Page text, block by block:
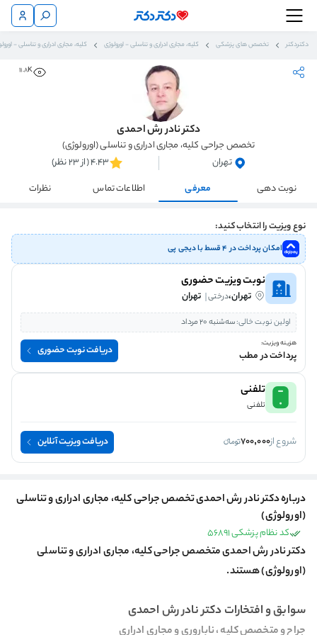
دکتردکتر تخصص های پزشکی کلیه، مجاری ادراری و تناسلی - اورولوژی کلیه، مجاری ادراری و تناسلی -
11.8K
دکتر نادر رش احمدی
تخصص جراحی کلیه، مجاری ادراری و تناسلی (اورولوژی)
تهران
4.43 (از 23 نظر)
نوبت دهی
معرفی اطلاعات تماس نظرات
نوع ویزیت را انتخاب کنید:
امکان پرداخت در ۴ قسط با دیجی پی
نوبت ویزیت حضوری
تهران،درختی تهران
اولین نوبت خالی:سه‌شنبه 20 مرداد
هزینه ویزیت:
پرداخت در مطب دریافت نوبت حضوری
تلفنی
تلفنی
شروع از700,000 دریافت ویزیت آنلاین
درباره دکتر نادر رش احمدی تخصص جراحی کلیه، مجاری ادراری و تناسلی
(اورولوژی)
کد نظام پزشکی 56891
دکتر نادر رش احمدی متخصص جراحی کلیه، مجاری ادراری و تناسلی
(اورولوژی) هستند.
سوابق و افتخارات دکتر نادر رش احمدی
جراح و متخصص کلیه ، ناباروری و مجاری ادراری